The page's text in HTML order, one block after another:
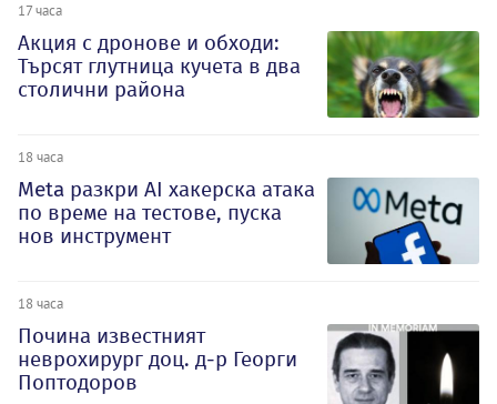
17 часа
Акция с дронове и обходи:
Търсят глутница кучета в два
столични района
18 часа
Meta разкри AI хакерска атака
по време на тестове, пуска
нов инструмент
18 часа
Почина известният
неврохирург доц. д-р Георги
Поптодоров